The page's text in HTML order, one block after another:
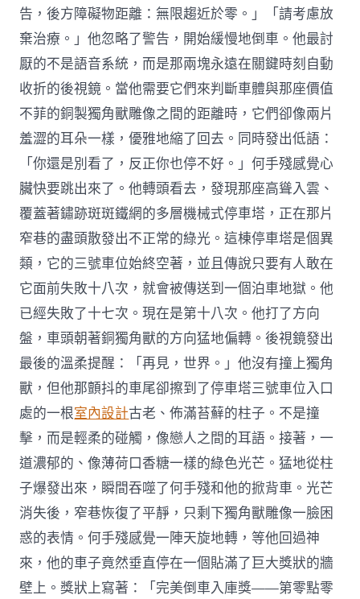
告，後方障礙物距離：無限趨近於零。」「請考慮放
棄治療。」他忽略了警告，開始緩慢地倒車。他最討
厭的不是語音系統，而是那兩塊永遠在關鍵時刻自動
收折的後視鏡。當他需要它們來判斷車體與那座價值
不菲的銅製獨角獸雕像之間的距離時，它們卻像兩片
羞澀的耳朵一樣，優雅地縮了回去。同時發出低語：
「你還是別看了，反正你也停不好。」何手殘感覺心
臟快要跳出來了。他轉頭看去，發現那座高聳入雲、
覆蓋著鏽跡斑斑鐵網的多層機械式停車塔，正在那片
窄巷的盡頭散發出不正常的綠光。這棟停車塔是個異
類，它的三號車位始終空著，並且傳說只要有人敢在
它面前失敗十八次，就會被傳送到一個泊車地獄。他
已經失敗了十七次。現在是第十八次。他打了方向
盤，車頭朝著銅獨角獸的方向猛地偏轉。後視鏡發出
最後的溫柔提醒：「再見，世界。」他沒有撞上獨角
獸，但他那顫抖的車尾卻擦到了停車塔三號車位入口
處的一根室內設計古老、佈滿苔蘚的柱子。不是撞
擊，而是輕柔的碰觸，像戀人之間的耳語。接著，一
道濃郁的、像薄荷口香糖一樣的綠色光芒。猛地從柱
子爆發出來，瞬間吞噬了何手殘和他的掀背車。光芒
消失後，窄巷恢復了平靜，只剩下獨角獸雕像一臉困
惑的表情。何手殘感覺一陣天旋地轉，等他回過神
來，他的車子竟然垂直停在一個貼滿了巨大獎狀的牆
壁上。獎狀上寫著：「完美倒車入庫獎——第零點零